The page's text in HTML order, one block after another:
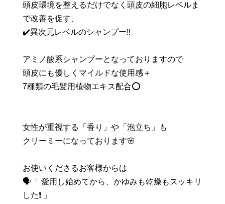
頭皮環境を整えるだけでなく頭皮の細胞レベルま
で改善を促す、
✔️異次元レベルのシャンプー‼️
アミノ酸系シャンプーとなっておりますので
頭皮にも優しくマイルドな使用感＋
7種類の毛髪用植物エキス配合⭕️
女性が重視する「香り」や「泡立ち」も
クリーミーになっております🌸
お使いくださるお客様からは
🗣「 愛用し始めてから、かゆみも乾燥もスッキリ
した❗️ 」